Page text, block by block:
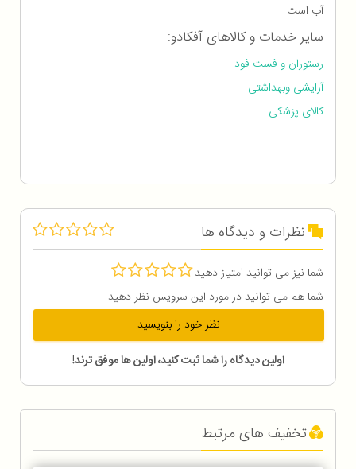
آب است.
سایر خدمات و کالاهای آفکادو:
رستوران و فست فود
آرایشی وبهداشتی
کالای پزشکی
نظرات و دیدگاه ها
شما نیز می توانید امتیاز دهید
شما هم می توانید در مورد این سرویس نظر دهید
نظر خود را بنویسید
اولین دیدگاه را شما ثبت کنید، اولین ها موفق ترند!
تخفیف های مرتبط